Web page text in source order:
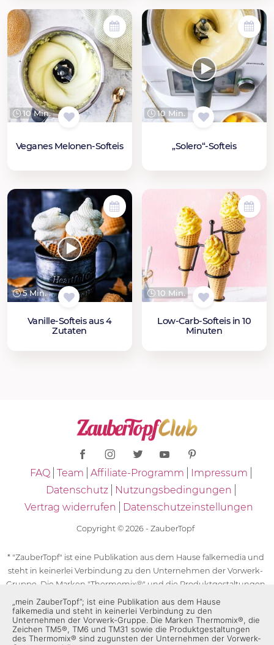
10 Min.
Veganes Melonen-Softeis
10 Min.
„Solero“-Softeis
5 Min.
Vanille-Softeis aus 4
Zutaten
10 Min.
Low-Carb-Softeis in 10
Minuten
FAQ Team Affiliate-Programm
Impressum
Datenschutz
Nutzungsbedingungen
Vertrag widerrufen
Datenschutzeinstellungen
Copyright © 2026 - ZauberTopf
* "ZauberTopf" ist eine Publikation aus dem Hause falkemedia und
steht in keinerlei Verbindung zu den Unternehmen der Vorwerk-
Gruppe. Die Marken "Thermomix®" und die Produktgestaltungen
des "Thermomix®" sind eingetragene Marken der Unternehmen
der Vorwerk-Gruppe. Die Marken Thermomix®, die Zeichen TM5®,
TM6 und TM31 sowie die Produktgestaltungen des Thermomix®
sind zugunsten der Unternehmen der Vorwerk-Gruppe
„mein ZauberTopf”; ist eine Publikation aus dem Hause
falkemedia und steht in keinerlei Verbindung zu den
Unternehmen der Vorwerk-Gruppe. Die Marken Thermomix®, die
Zeichen TM5®, TM6 und TM31 sowie die Produktgestaltungen
des Thermomix® sind zugunsten der Unternehmen der Vorwerk-